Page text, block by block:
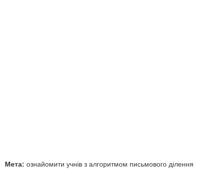
Мета: ознайомити учнів з алгоритмом письмового ділення